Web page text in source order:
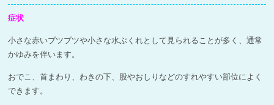
患者様の声
よくある皮膚病
症状
小さな赤いブツブツや小さな水ぶくれとして見られることが多く、通常
かゆみを伴います。
おでこ、首まわり、わきの下、股やおしりなどのすれやすい部位によく
できます。